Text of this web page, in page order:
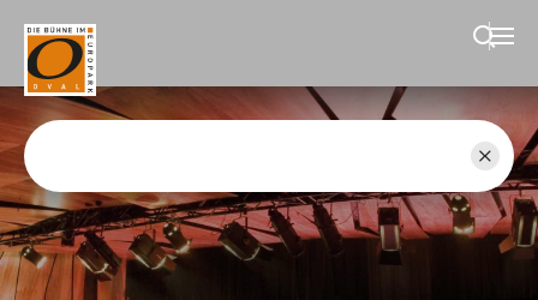
Suche schließen
Wegbeschreibung erhalten